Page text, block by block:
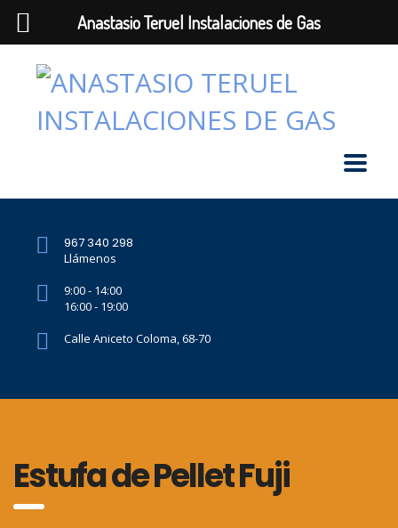
967 340 298
Llámenos
9:00 - 14:00
16:00 - 19:00
Calle Aniceto Coloma, 68-70
Estufa de Pellet Fuji
Anastasio Teruel Instalaciones de Gas